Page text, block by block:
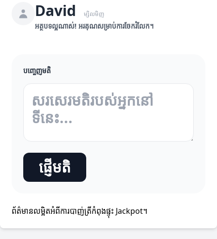
David ម្សិលមិញ
អត្ថបទល្អណាស់! អរគុណសម្រាប់ការចែករំលែក។
បញ្ចេញមតិ
ផ្ញើមតិ
ព័ត៌មានលម្អិតអំពីការបាញ់ត្រីកំពុងផ្ទុះ Jackpot។